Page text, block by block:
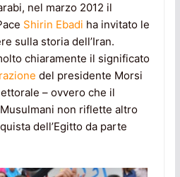
nel marzo 2012 il
Shirin Ebadi ha invitato le
sulla storia dell’Iran.
chiaramente il significato
del presidente Morsi
– ovvero che il
non riflette altro
dell’Egitto da parte